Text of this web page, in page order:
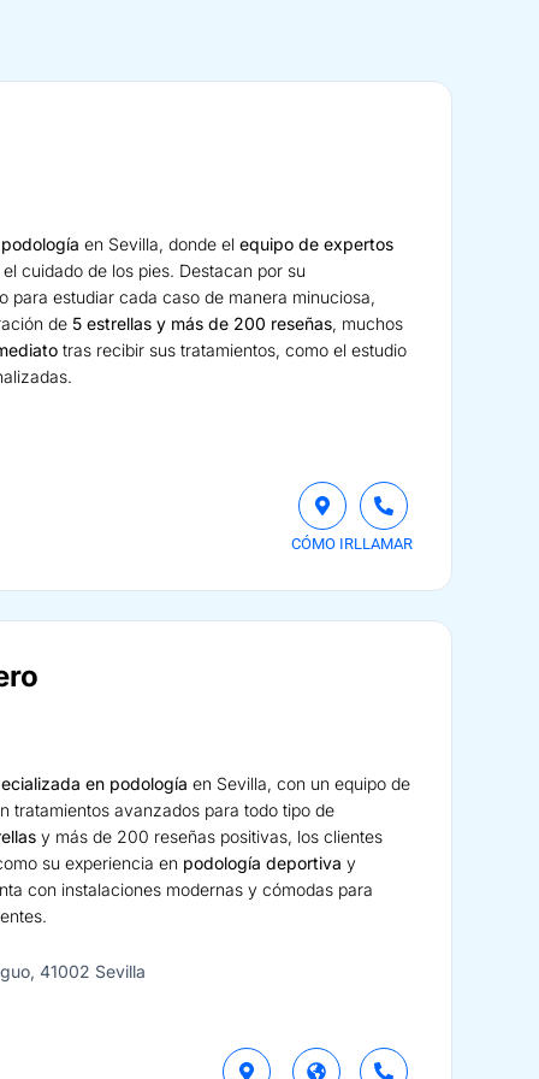
en Sevilla, donde elequipo de expertos
cuidado de los pies. Destacan por su
para estudiar cada caso de manera minuciosa,
de 5 estrellas y más de 200 reseñas, muchos
tras recibir sus tratamientos, como el estudio
CÓMO IRLLAMAR
en podología en Sevilla, con un equipo de
tratamientos avanzados para todo tipo de
y más de 200 reseñas positivas, los clientes
su experiencia en podología deportiva y
con instalaciones modernas y cómodas para
41002 Sevilla